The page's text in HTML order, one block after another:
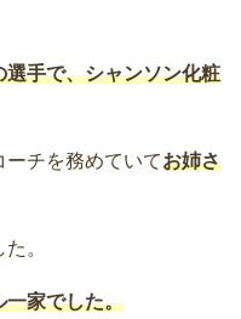
手で、シャンソン化粧
チを務めていてお姉さ
。
一家でした。